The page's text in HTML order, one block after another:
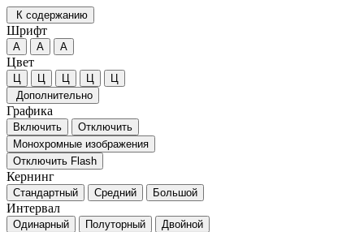
К содержанию
Шрифт
А А А
Цвет
Ц Ц Ц Ц
Ц
Дополнительно
Графика
Включить
Отключить
Монохромные изображения
Отключить Flash
Кернинг
Стандартный Средний Большой
Интервал
Одинарный Полуторный Двойной